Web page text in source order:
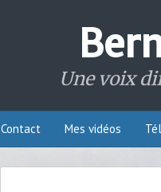
Une voix
Contact Mes vidéos